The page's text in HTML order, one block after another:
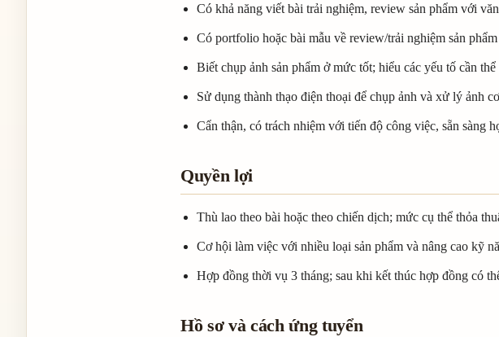
Có khả năng viết bài trải nghiệm, review sản phẩm với
Có portfolio hoặc bài mẫu về review/trải nghiệm sản
Biết chụp ảnh sản phẩm ở mức tốt; hiểu các yếu tố cần
Sử dụng thành thạo điện thoại để chụp ảnh và xử lý ảnh
Cẩn thận, có trách nhiệm với tiến độ công việc, sẵn sàng
Quyền lợi
Thù lao theo bài hoặc theo chiến dịch; mức cụ thể thỏa
Cơ hội làm việc với nhiều loại sản phẩm và nâng cao kỹ
Hợp đồng thời vụ 3 tháng; sau khi kết thúc hợp đồng có
Hồ sơ và cách ứng tuyển